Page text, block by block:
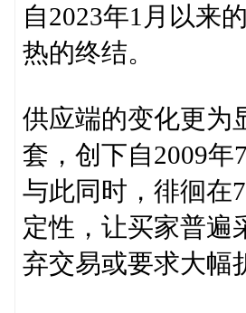
自2023年1月以来
热的终结。
供应端的变化更为
套，创下自2009
与此同时，徘徊在
定性，让买家普遍
弃交易或要求大幅